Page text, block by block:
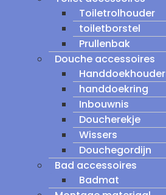
Toiletrolhouder
toiletborstel
Prullenbak
Douche accessoires
Handdoekhouder
handdoekring
Inbouwnis
Doucherekje
Wissers
Douchegordijn
Bad accessoires
Badmat